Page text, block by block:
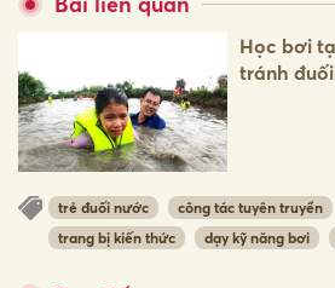
Học bơi
tránh
trẻ đuối nước công tác tuyên truyền
trang bị kiến thức
dạy kỹ năng bơi